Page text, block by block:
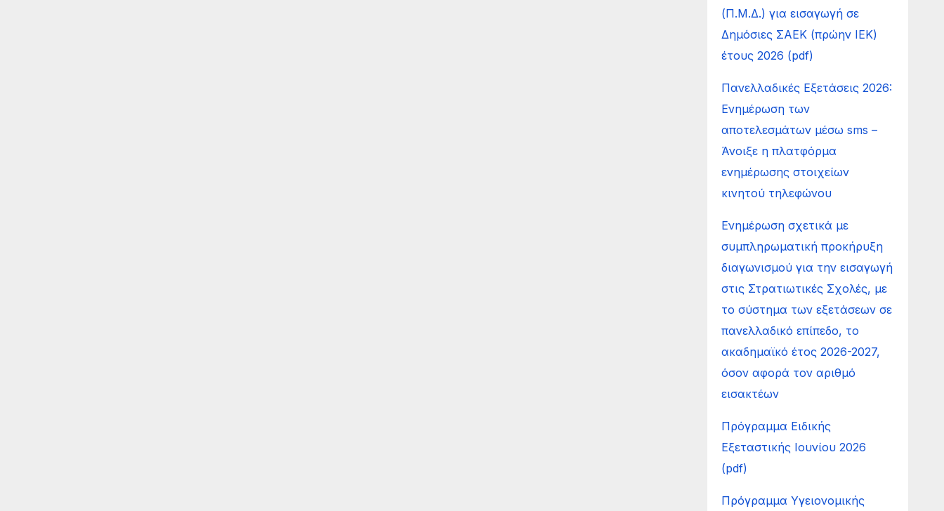
(Π.Μ.Δ.) για εισαγωγή σε
Δημόσιες ΣΑΕΚ (πρώην ΙΕΚ)
έτους 2026 (pdf)
Πανελλαδικές Εξετάσεις 2026:
Ενημέρωση των
αποτελεσμάτων μέσω sms –
Άνοιξε η πλατφόρμα
ενημέρωσης στοιχείων
κινητού τηλεφώνου
Ενημέρωση σχετικά με
συμπληρωματική προκήρυξη
διαγωνισμού για την εισαγωγή
στις Στρατιωτικές Σχολές, με
το σύστημα των εξετάσεων σε
πανελλαδικό επίπεδο, το
ακαδημαϊκό έτος 2026-2027,
όσον αφορά τον αριθμό
εισακτέων
Πρόγραμμα Ειδικής
Εξεταστικής Ιουνίου 2026
(pdf)
Πρόγραμμα Υγειονομικής